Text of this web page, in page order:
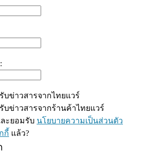
บข่าวสารจากไทยแวร์
บข่าวสารจากร้านค้าไทยแวร์
ะยอมรับ นโยบายความเป็นส่วนตัว
กี้ แล้ว?